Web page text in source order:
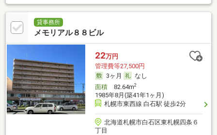
貸事務所
メモリアル８８ビル
22万円
管理費等27,500円
3ヶ月
なし
面積82.64m2
1985年8月(築41年1ヶ月)
札幌市東西線 白石駅 徒歩2分
北海道札幌市白石区東札幌四条６
丁目